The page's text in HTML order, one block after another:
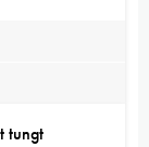
tungt